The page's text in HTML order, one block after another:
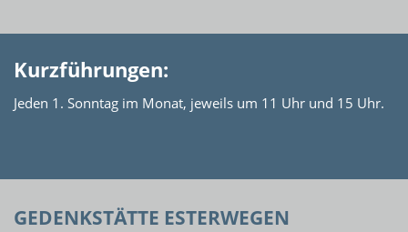
Kurzführungen:
Jeden 1. Sonntag im Monat, jeweils um 11 Uhr und 15 Uhr.
GEDENKSTÄTTE ESTERWEGEN